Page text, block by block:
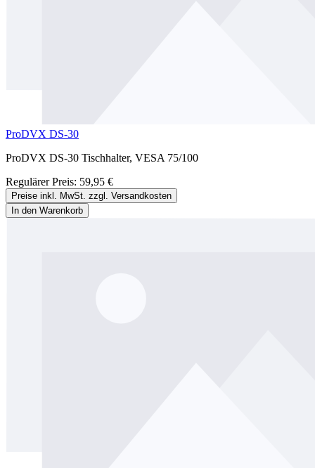
ProDVX DS-30
ProDVX DS-30 Tischhalter, VESA 75/100
Regulärer Preis: 59,95 €
Preise inkl. MwSt. zzgl. Versandkosten
In den Warenkorb